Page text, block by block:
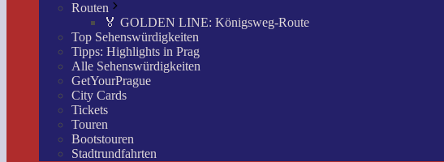
Routen
🏅 GOLDEN LINE: Königsweg-Route
Top Sehenswürdigkeiten
Tipps: Highlights in Prag
Alle Sehenswürdigkeiten
GetYourPrague
City Cards
Tickets
Touren
Bootstouren
Stadtrundfahrten